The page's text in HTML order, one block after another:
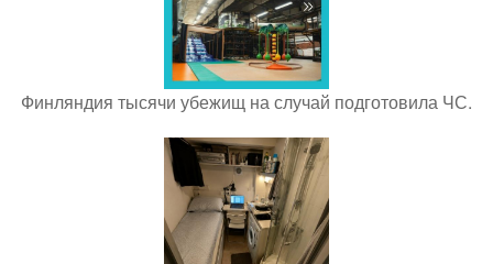
Финляндия тысячи убежищ на случай подготовила ЧС.